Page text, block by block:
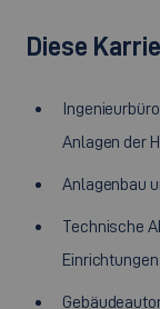
Diese
Anlagen der
Anlagenbau
Technische
Einrichtungen